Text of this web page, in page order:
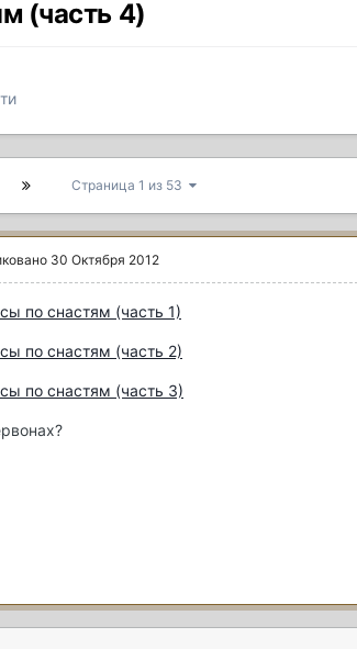
(часть 4)
Страница 1 из 53
30 Октября 2012
по снастям (часть 1)
по снастям (часть 2)
по снастям (часть 3)